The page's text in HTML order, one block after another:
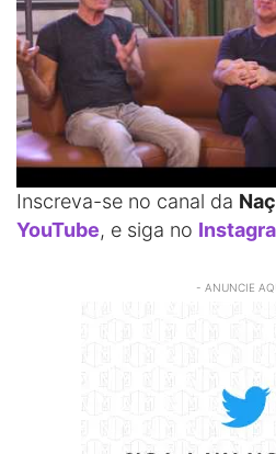
Inscreva-se no canal da
YouTube, e siga no
- ANUNCIE